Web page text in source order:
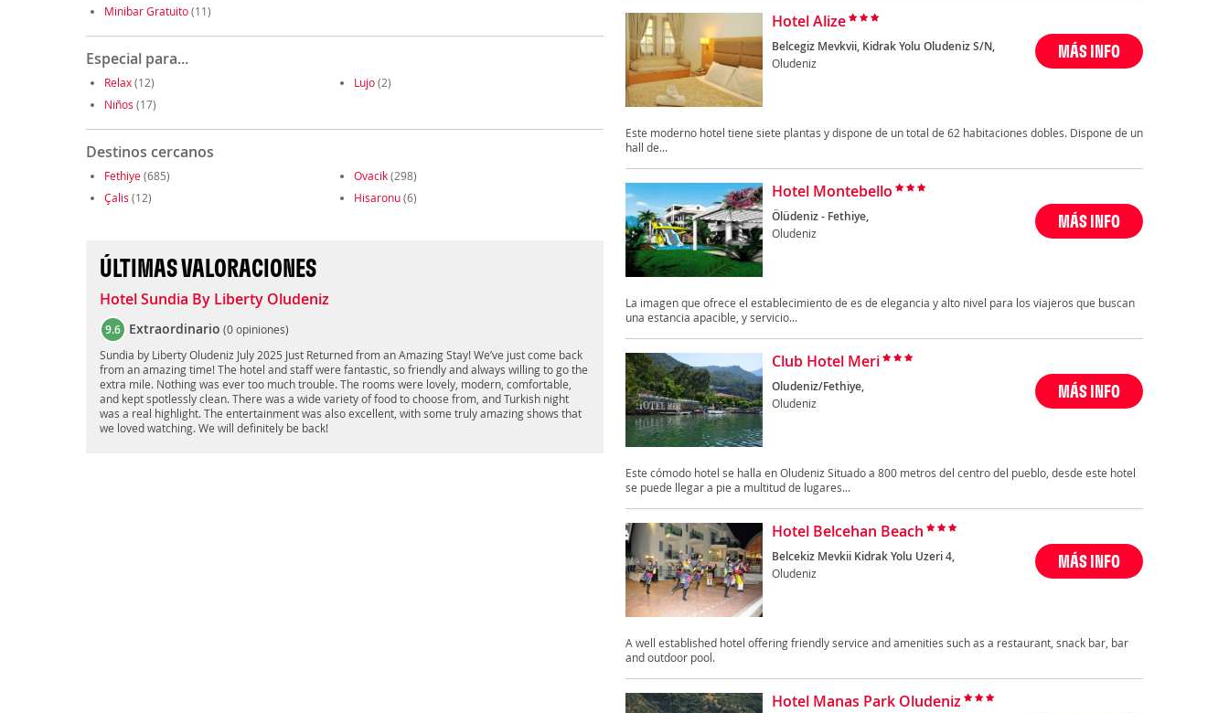
Minibar Gratuito(11)
Especial para...
Relax(12) Lujo(2)
Niños (17)
Destinos cercanos
Fethiye(685) Ovacik(298)
Çalis (12) Hisaronu(6)
ÚLTIMAS VALORACIONES
Hotel Sundia By Liberty Oludeniz
9.6 Extraordinario (0 opiniones)
Sundia by Liberty Oludeniz July 2025 Just Returned from an Amazing Stay! We’ve just come back
from an amazing time! The hotel and staff were fantastic, so friendly and always willing to go the
extra mile. Nothing was ever too much trouble. The rooms were lovely, modern, comfortable,
and kept spotlessly clean. There was a wide variety of food to choose from, and Turkish night
was a real highlight. The entertainment was also excellent, with some truly amazing shows that
we loved watching. We will definitely be back!
Hotel Alize
Belcegiz Mevkvii, Kidrak Yolu Oludeniz S/N,
Oludeniz
MÁS INFO
Este moderno hotel tiene siete plantas y dispone de un total de 62 habitaciones dobles. Dispone de un
hall de...
Hotel Montebello
Ölüdeniz - Fethiye,
Oludeniz
MÁS INFO
La imagen que ofrece el establecimiento de es de elegancia y alto nivel para los viajeros que buscan
una estancia apacible, y servicio...
Club Hotel Meri
Oludeniz/Fethiye,
Oludeniz
MÁS INFO
Este cómodo hotel se halla en Oludeniz Situado a 800 metros del centro del pueblo, desde este hotel
se puede llegar a pie a multitud de lugares...
Hotel Belcehan Beach
Belcekiz Mevkii Kidrak Yolu Uzeri 4,
Oludeniz
MÁS INFO
A well established hotel offering friendly service and amenities such as a restaurant, snack bar, bar
and outdoor pool.
Hotel Manas Park Oludeniz